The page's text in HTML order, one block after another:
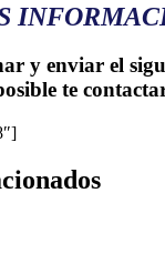
y enviar el
te